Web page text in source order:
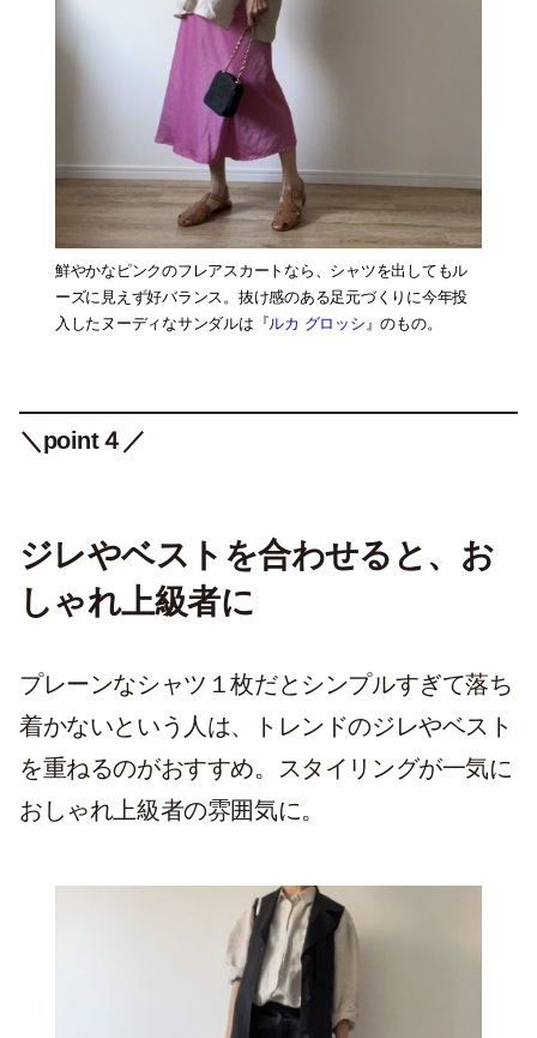
鮮やかなピンクのフレアスカートなら、シャツを出してもル
ーズに見えず好バランス。抜け感のある足元づくりに今年投
入したヌーディなサンダルは『ルカ グロッシ』のもの。
＼point４／
ジレやベストを合わせると、お
しゃれ上級者に
プレーンなシャツ１枚だとシンプルすぎて落ち
着かないという人は、トレンドのジレやベスト
を重ねるのがおすすめ。スタイリングが一気に
おしゃれ上級者の雰囲気に。